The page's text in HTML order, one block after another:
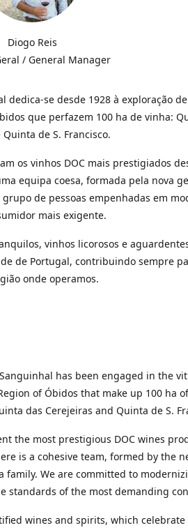
Diogo Reis
/ General Manager
dedica-se desde 1928 à exploração
que perfazem 100 ha de vinha:
de S. Francisco.
os vinhos DOC mais prestigiados
equipa coesa, formada pela nova
de pessoas empenhadas em
mais exigente.
vinhos licorosos e
de Portugal, contribuindo sempre
onde operamos.
has been engaged in the
of Óbidos that make up 100 ha of
das Cerejeiras and Quinta de S.
the most prestigious DOC wines
is a cohesive team, formed by the
family. We are committed to
standards of the most demanding
wines and spirits, which celebrate